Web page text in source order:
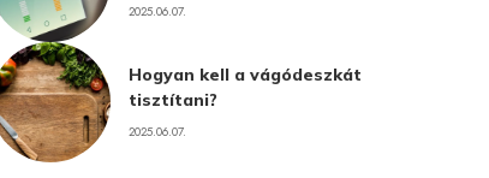
2025.06.07.
Hogyan kell a vágódeszkát
tisztítani?
2025.06.07.